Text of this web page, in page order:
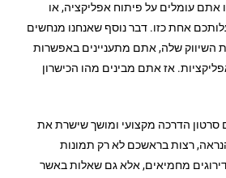
אתם עומלים על פיתוח אפליקציה, או
אחת כזו. דבר נוסף שאנחנו מנחשים
השיווק שלה, אתם מתעניינים באפשרות
אז אתם מבינים מהו הכישרון
סרטון הדרכה מקצועי ומושך שישרת את
רצות בראשכם לא רק תמונות
מחמיאים, אלא גם שאלות באשר